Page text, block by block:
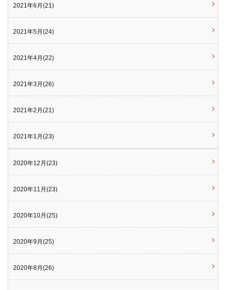
2021年6月(21)
2021年5月(24)
2021年4月(22)
2021年3月(26)
2021年2月(21)
2021年1月(23)
2020年12月(23)
2020年11月(23)
2020年10月(25)
2020年9月(25)
2020年8月(26)